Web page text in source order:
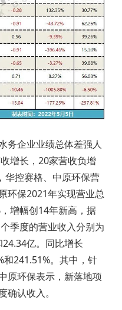
务企业业绩总体差强人
增长，20家营收负增
华控赛格、中原环保营
环保2021年实现营业总
增幅创14年新高，据
季度的营业收入分别为
亿。同比增长
和241.51%。其中，针
原环保表示，新落地项
确认收入。